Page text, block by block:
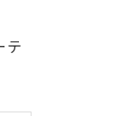
テ